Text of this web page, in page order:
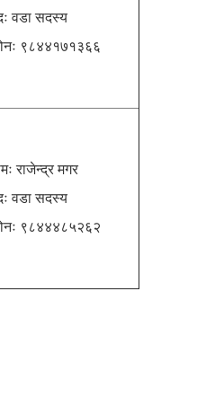
वडा सदस्य
९८४४१७१३६६
राजेन्द्र मगर
वडा सदस्य
९८४४४८५२६२